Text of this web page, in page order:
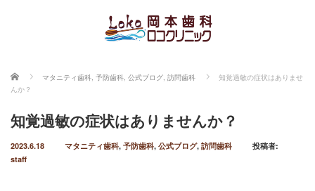
ホーム マタニティ歯科, 予防歯科, 公式ブログ, 訪問歯科
知覚過敏の症状はありませ
んか？
知覚過敏の症状はありませんか？
2023.6.18 マタニティ歯科, 予防歯科, 公式ブログ, 訪問歯科
投稿者:
staff